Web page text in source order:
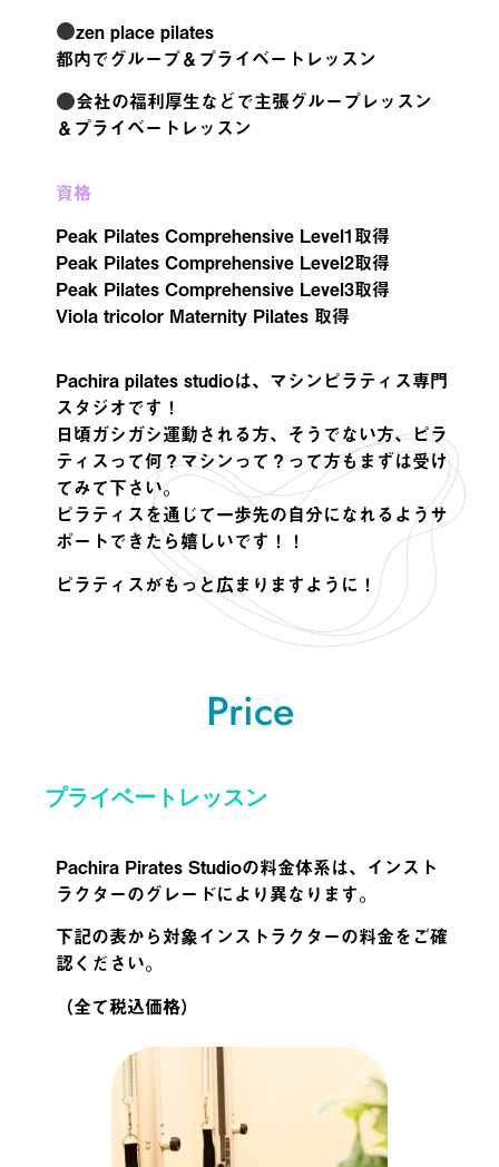
zen place pilates
都内でグループ＆プライベートレッスン
会社の福利厚生などで主張グループレッスン
＆プライベートレッスン
資格
Peak Pilates Comprehensive Level1取得
Peak Pilates Comprehensive Level2取得
Peak Pilates Comprehensive Level3取得
Viola tricolor Maternity Pilates 取得
Pachira pilates studioは、マシンピラティス専門
スタジオです！
日頃ガシガシ運動される方、そうでない方、ピラ
ティスって何？マシンって？って方もまずは受け
てみて下さい。
ピラティスを通じて一歩先の自分になれるようサ
ポートできたら嬉しいです！！
ピラティスがもっと広まりますように！
Price
プライベートレッスン
Pachira Pirates Studioの料金体系は、インスト
ラクターのグレードにより異なります。
下記の表から対象インストラクターの料金をご確
認ください。
（全て税込価格）